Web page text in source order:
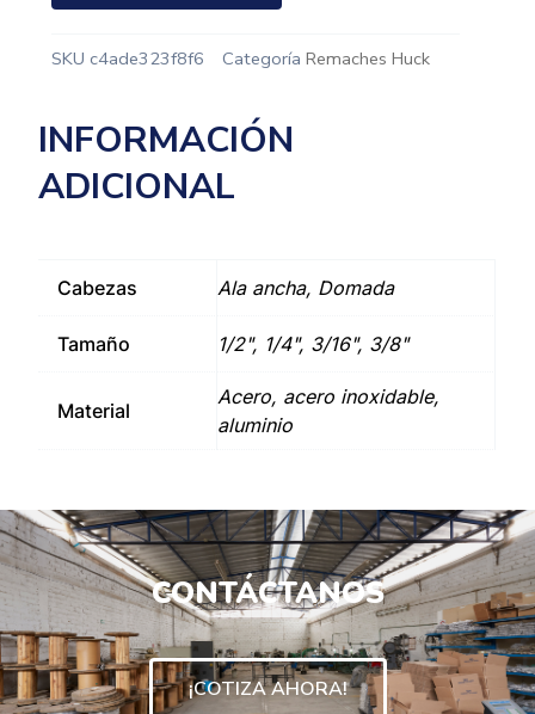
SKU c4ade323f8f6 Categoría Remaches Huck
INFORMACIÓN
ADICIONAL
Cabezas Ala ancha, Domada
Tamaño 1/2", 1/4", 3/16", 3/8"
Material
Acero, acero inoxidable,
aluminio
CONTÁCTANOS
¡COTIZA AHORA!